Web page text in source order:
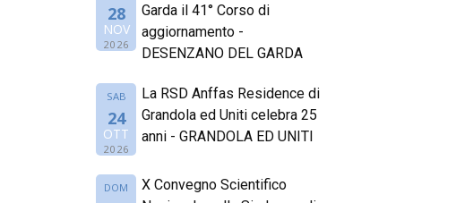
28
NOV
2026
Garda il 41° Corso di
aggiornamento -
DESENZANO DEL GARDA
SAB
24
OTT
2026
La RSD Anffas Residence di
Grandola ed Uniti celebra 25
anni - GRANDOLA ED UNITI
DOM
X Convegno Scientifico